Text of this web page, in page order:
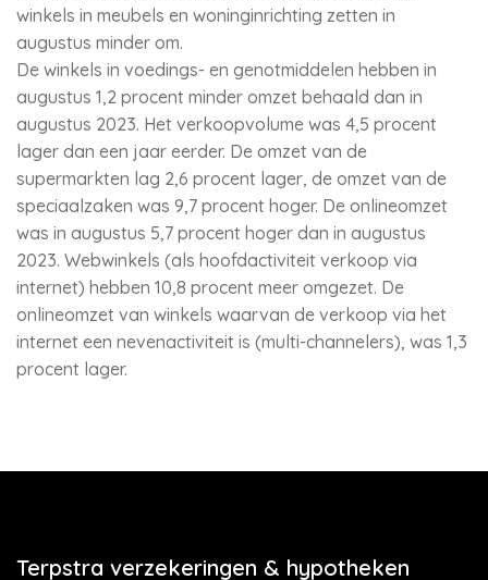
winkels in meubels en woninginrichting zetten in
augustus minder om.
De winkels in voedings- en genotmiddelen hebben in
augustus 1,2 procent minder omzet behaald dan in
augustus 2023. Het verkoopvolume was 4,5 procent
lager dan een jaar eerder. De omzet van de
supermarkten lag 2,6 procent lager, de omzet van de
speciaalzaken was 9,7 procent hoger. De onlineomzet
was in augustus 5,7 procent hoger dan in augustus
2023. Webwinkels (als hoofdactiviteit verkoop via
internet) hebben 10,8 procent meer omgezet. De
onlineomzet van winkels waarvan de verkoop via het
internet een nevenactiviteit is (multi-channelers), was 1,3
procent lager.
Terpstra verzekeringen & hypotheken